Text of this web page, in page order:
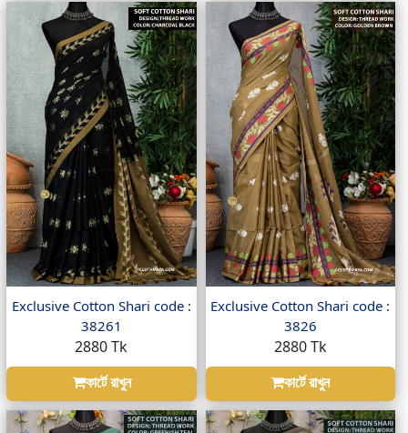
Exclusive Cotton Shari code :
38261
2880 Tk
কার্টে রাখুন
Exclusive Cotton Shari code :
3826
2880 Tk
কার্টে রাখুন